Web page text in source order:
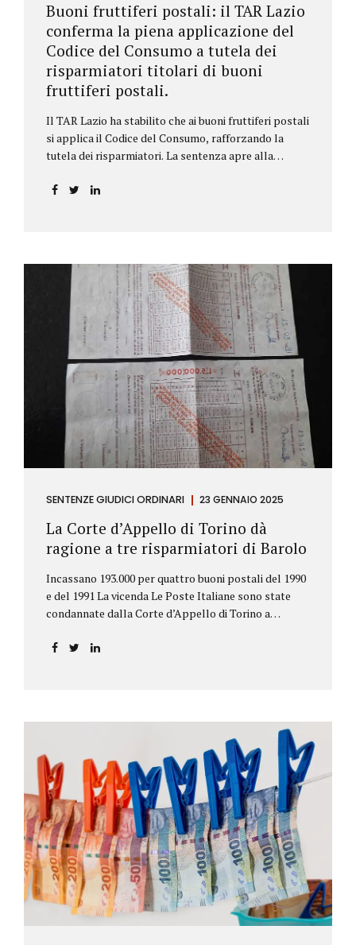
Buoni fruttiferi postali: il TAR Lazio
conferma la piena applicazione del
Codice del Consumo a tutela dei
risparmiatori titolari di buoni
fruttiferi postali.
Il TAR Lazio ha stabilito che ai buoni fruttiferi postali
si applica il Codice del Consumo, rafforzando la
tutela dei risparmiatori. La sentenza apre alla
capitale o interessi per mancanza di informazioni
SENTENZE GIUDICI ORDINARI 23 GENNAIO 2025
La Corte d’Appello di Torino dà
ragione a tre risparmiatori di Barolo
Incassano 193.000 per quattro buoni postali del 1990
e del 1991 La vicenda Le Poste Italiane sono state
condannate dalla Corte d’Appello di Torino a
per oltre 193.000,00 euro: la sentenza ribalta la
causa di una modifica dei rendimenti risalente al 1986,
precedente alla loro sottoscrizione, e di un timbro
che Poste aveva messo sopra la tabella, la quale
riportava un generico...